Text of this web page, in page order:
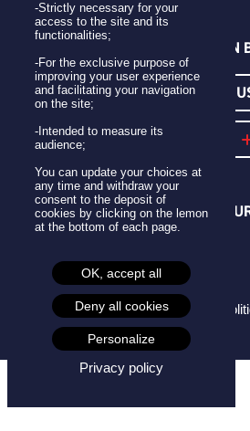
UNE QUESTION ? UN
CONTACTEZ-
NOTRE FAQ
PAIEMENTS
Mentions légales -CGU - CGV -
Cookies -
-Strictly necessary for your
access to the site and its
functionalities;
-For the exclusive purpose of
improving your user experience
and facilitating your navigation
on the site;
-Intended to measure its
audience;
You can update your choices at
any time and withdraw your
consent to the deposit of
cookies by clicking on the lemon
at the bottom of each page.
OK, accept all
Deny all cookies
Personalize
Privacy policy